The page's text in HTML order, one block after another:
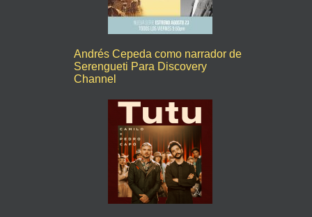
Andrés Cepeda como narrador de
Serengueti Para Discovery
Channel